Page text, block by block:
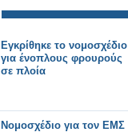
Εγκρίθηκε το νομοσχέδιο
για ένοπλους φρουρούς
σε πλοία
Νομοσχέδιο για τον ΕΜΣ